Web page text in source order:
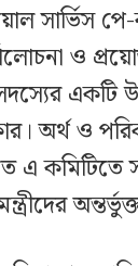
সার্ভিস
ও
একটি
অর্থ ও
এ কমিটিতে